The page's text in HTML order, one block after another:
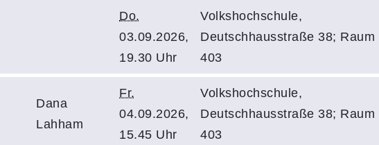
Do.
03.09.2026,
19.30 Uhr
Volkshochschule,
Deutschhausstraße 38; Raum
403
Dana
Lahham
Fr.
04.09.2026,
15.45 Uhr
Volkshochschule,
Deutschhausstraße 38; Raum
403